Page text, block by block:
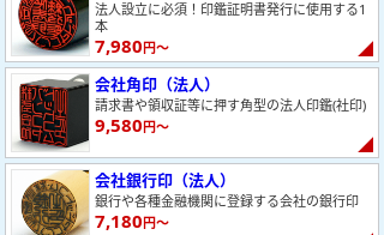
法人設立に必須！印鑑証明書発行に使用する1
本
7,980円～
会社角印（法人）
請求書や領収証等に押す角型の法人印鑑(社印)
9,580円～
会社銀行印（法人）
銀行や各種金融機関に登録する会社の銀行印
7,180円～